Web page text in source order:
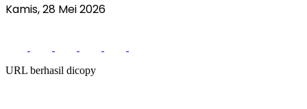
Kamis, 28 Mei 2026
URL berhasil dicopy